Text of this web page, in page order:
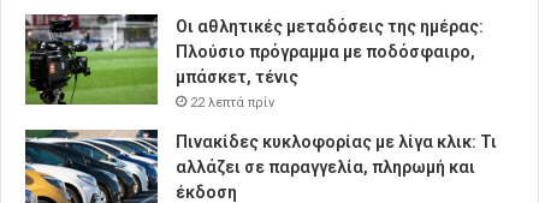
Οι αθλητικές μεταδόσεις της ημέρας:
Πλούσιο πρόγραμμα με ποδόσφαιρο,
μπάσκετ, τένις
22 λεπτά πρίν
Πινακίδες κυκλοφορίας με λίγα κλικ: Τι
αλλάζει σε παραγγελία, πληρωμή και
έκδοση